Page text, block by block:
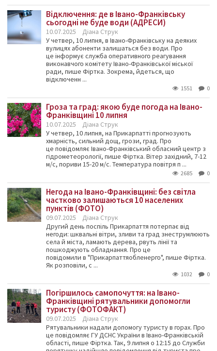
Відключення: де в Івано-Франківську
сьогодні не буде води (АДРЕСИ)
10.07.2025
Діана Струк
У четвер, 10 липня, в Івано-Франківську на деяких
вулицях абоненти залишаться без води. Про
це інформує служба оперативного реагування
виконавчого комітету Івано-Франківської міської
ради, пише Фіртка. Зокрема, йдеться, що
відключенн ...
1551 0
Гроза та град: якою буде погода на Івано-
Франківщині 10 липня
10.07.2025
Діана Струк
У четвер, 10 липня, на Прикарпатті прогнозують
хмарність, сильний дощ, грози, град. Про
це повідомляє Івано-Франківський обласний центр з
гідрометеорології, пише Фіртка. Вітер західний, 7-12
м/с, пориви 15-20 м/с. Температура повітря п ...
2685 0
Негода на Івано-Франківщині: без світла
частково залишаються 10 населених
пунктів (ФОТО)
09.07.2025
Діана Струк
Другий день поспіль Прикарпаття потерпає від
негоди: шквальні вітри, зливи та град знеструмлюють
села й міста, ламають дерева, рвуть лінії та
пошкоджують обладнання. Про це
повідомили в "Прикарпаттяобленерго", пише Фіртка.
Як розповіли, с ...
1032 0
Погіршилось самопочуття: на Івано-
Франківщині рятувальники допомогли
туристу (ФОТОФАКТ)
09.07.2025
Діана Струк
Рятувальники надали допомогу туристу в горах. Про
це повідомляє ГУ ДСНС України в Івано-Франківській
області, пише Фіртка. Так, 9 липня о 12:15 до Служби